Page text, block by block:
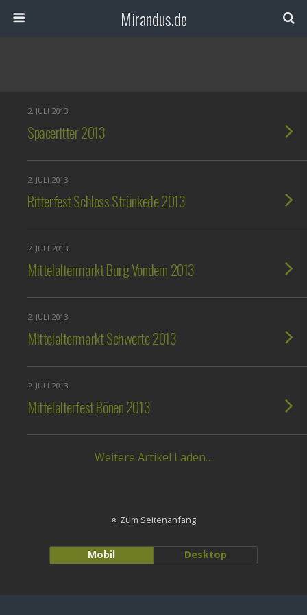
Mirandus.de
2. JULI 2013
Spaceritter 2013
2. JULI 2013
Ritterfest Schloss Strünkede 2013
2. JULI 2013
Mittelaltermarkt Burg Vondern 2013
2. JULI 2013
Mittelaltermarkt Schwerte 2013
2. JULI 2013
Mittelalterfest Bönen 2013
Weitere Artikel Laden…
Zum Seitenanfang
Mobil Desktop